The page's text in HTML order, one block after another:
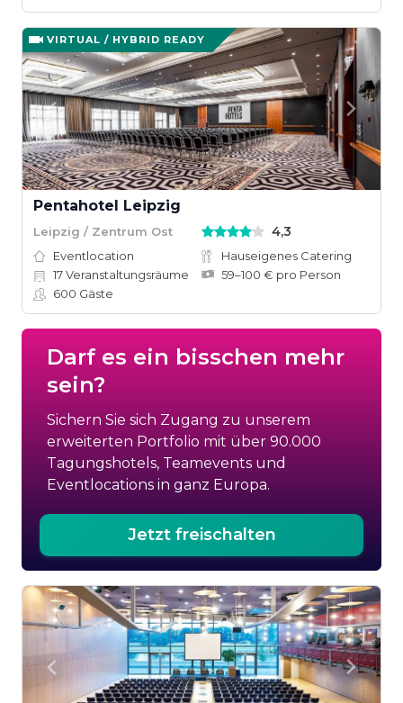
VIRTUAL / HYBRID READY
Pentahotel Leipzig
Leipzig / Zentrum Ost 4,3
Eventlocation
Hauseigenes Catering
17Veranstaltungsräume
59–100 € pro Person
600 Gäste
Darf es ein bisschen mehr
sein?
Sichern Sie sich Zugang zu unserem
erweiterten Portfolio mit über 90.000
Tagungshotels, Teamevents und
Eventlocations in ganz Europa.
Jetzt freischalten